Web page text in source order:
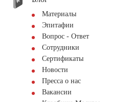
Материалы
Эпитафии
Вопрос - Ответ
Сотрудники
Сертификаты
Новости
Пресса о нас
Вакансии